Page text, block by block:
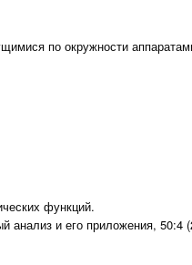
по окружности
функций.
анализ и его приложения, 50:4